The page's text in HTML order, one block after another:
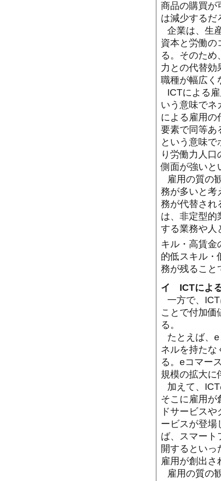
商品の購買が
は減少するだ
企業は、生
資本と労働の
る。そのため
力との代替効
職種が幅広く
ICTによる
いう意味でネ
による雇用の
要素で同等あ
という意味
り労働力人
側面が強いと
雇用の質の
務が多いと考
務が代替され
は、非定型的
する業務や人
キル・高賃金
的低スキル・
務が残ること
イ ICTによ
一方で、
ことで付加価
る。
たとえば、
ネルを持たな
る。eコマー
規模の拡大に
加えて、
そこに雇用が
ドサービス
ービスが登場
ば、スマート
開するといっ
雇用が創出さ
雇用の質の